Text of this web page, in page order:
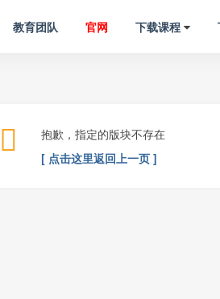
教育团队 官网 下载课程
抱歉，指定的版块不存在
[ 点击这里返回上一页 ]